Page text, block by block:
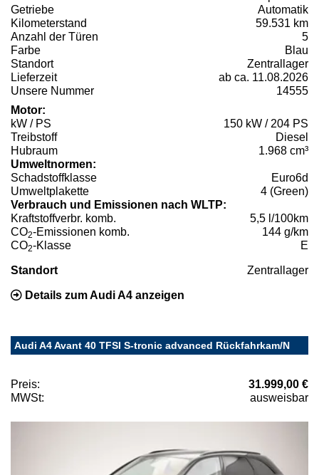
Getriebe
Automatik
Kilometerstand
59.531 km
Anzahl der Türen
5
Farbe
Blau
Standort
Zentrallager
Lieferzeit
ab ca. 11.08.2026
Unsere Nummer
14555
Motor:
kW / PS
150 kW / 204 PS
Treibstoff
Diesel
Hubraum
1.968 cm³
Umweltnormen:
Schadstoffklasse
Euro6d
Umweltplakette
4 (Green)
Verbrauch und Emissionen nach WLTP:
Kraftstoffverbr. komb.
5,5 l/100km
CO2-Emissionen komb.
144 g/km
CO2-Klasse E
Standort Zentrallager
Details zum Audi A4 anzeigen
Audi A4 Avant 40 TFSI S-tronic advanced Rückfahrkam/N
Preis:
31.999,00 €
MWSt:
ausweisbar